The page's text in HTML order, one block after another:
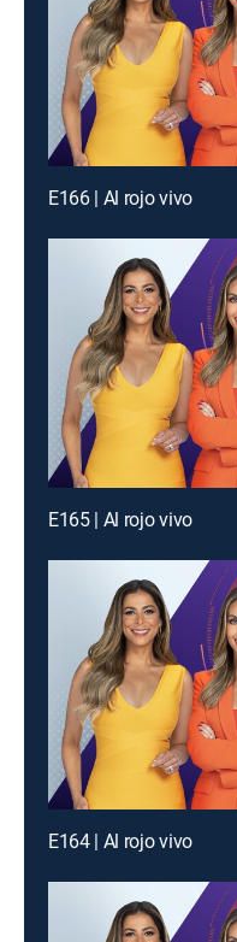
E166 | Al rojo vivo
E165 | Al rojo vivo
E164 | Al rojo vivo